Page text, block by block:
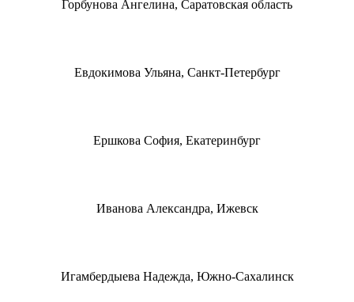
Горбунова Ангелина, Саратовская область
Евдокимова Ульяна, Санкт-Петербург
Ершкова София, Екатеринбург
Иванова Александра, Ижевск
Игамбердыева Надежда, Южно-Сахалинск